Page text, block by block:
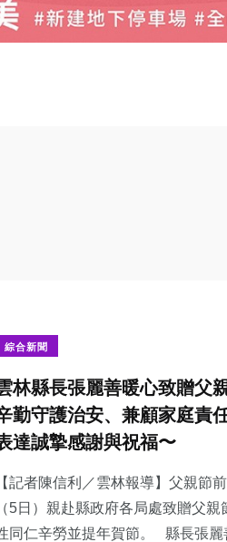
綜合新聞
林縣長張麗善暖心致贈父
勤守護治安、兼顧家庭責
達誠摯感謝與祝福〜
【記者陳信利／雲林報導】父親節
（5日）親赴縣政府各局處致贈父
同仁辛勞並提年賀節。 縣長張麗